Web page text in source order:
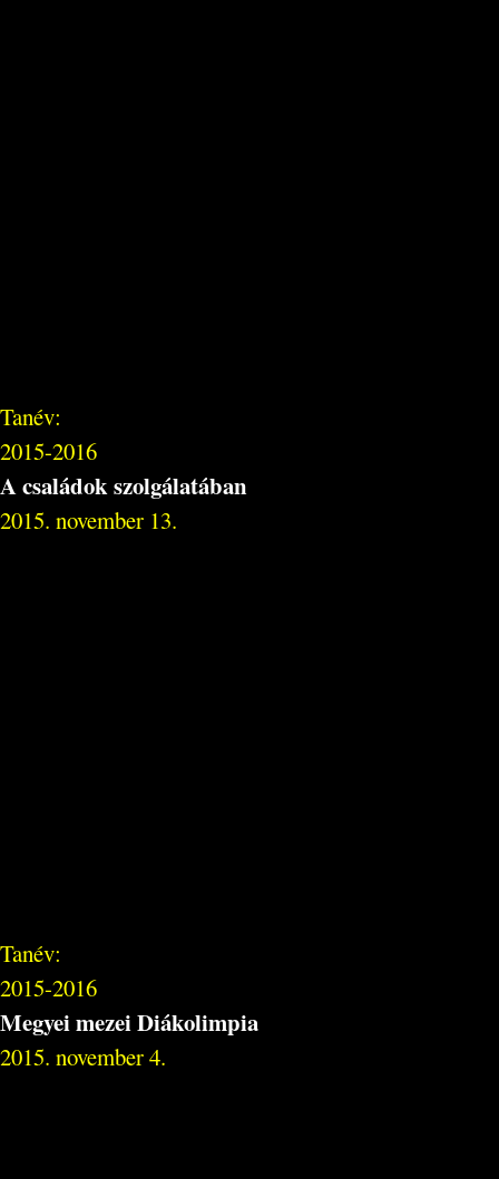
Tanév:
2015-2016
A családok szolgálatában
2015. november 13.
Tanév:
2015-2016
Megyei mezei Diákolimpia
2015. november 4.